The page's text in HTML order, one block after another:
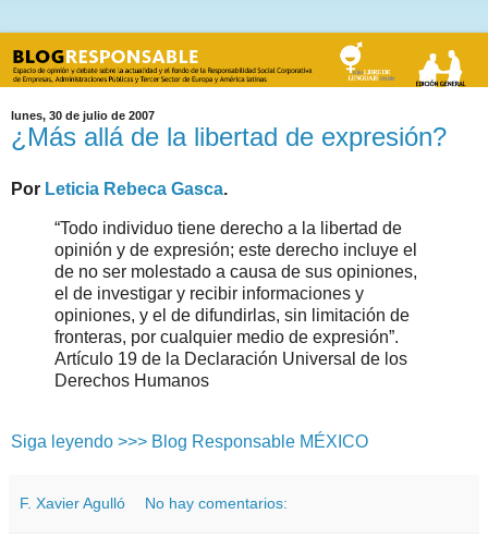
lunes, 30 de julio de 2007
¿Más allá de la libertad de expresión?
Por Leticia Rebeca Gasca.
“Todo individuo tiene derecho a la libertad de
opinión y de expresión; este derecho incluye el
de no ser molestado a causa de sus opiniones,
el de investigar y recibir informaciones y
opiniones, y el de difundirlas, sin limitación de
fronteras, por cualquier medio de expresión”.
Artículo 19 de la Declaración Universal de los
Derechos Humanos
Siga leyendo >>> Blog Responsable MÉXICO
F. Xavier Agulló No hay comentarios: